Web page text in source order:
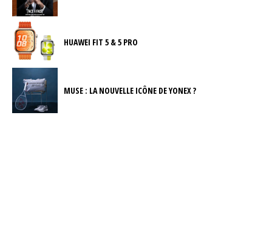
HUAWEI FIT 5 & 5 PRO
MUSE : LA NOUVELLE ICÔNE DE YONEX ?